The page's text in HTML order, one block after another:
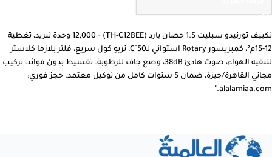
تكييف تورنيدو سبليت 1.5 حصان بارد (TH-C12BEE) – 12,000 وحدة تبريد، تغطية
12-15م²، كمبريسور Rotary استوائي لـ50°C، تربو كول سريع، فلتر بلازما كلاستر
لتنقية الهواء، صوت هادئ 38dB، وضع جاف للرطوبة. تقسيط بدون فوائد، تركيب
مجاني القاهرة/جيزة، ضمان 5 سنوات كامل من توكيل معتمد. حجز فوري:
alalamiaa.com."